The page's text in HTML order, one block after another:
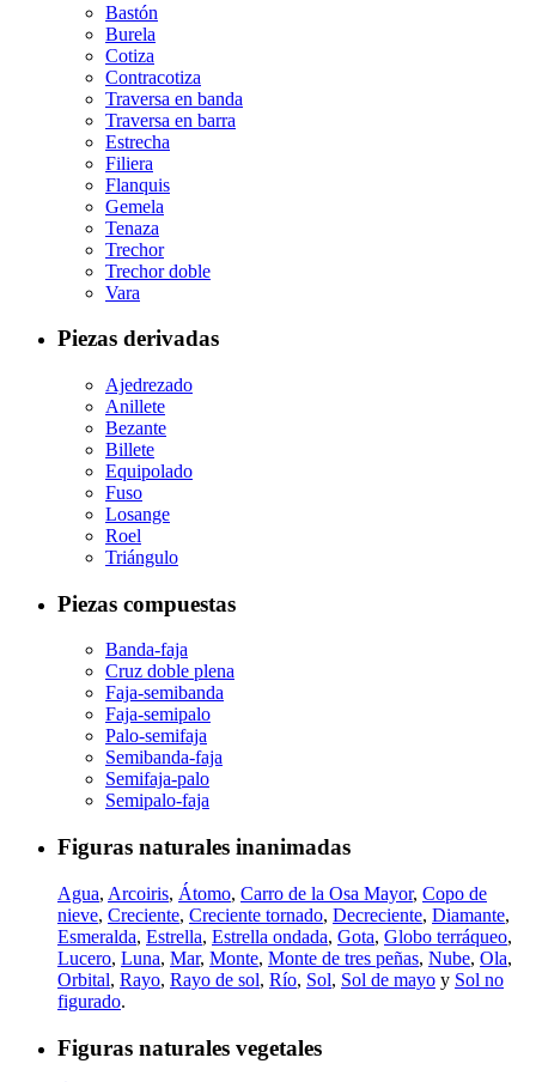
Bastón
Burela
Cotiza
Contracotiza
Traversa en banda
Traversa en barra
Estrecha
Filiera
Flanquis
Gemela
Tenaza
Trechor
Trechor doble
Vara
Piezas derivadas
Ajedrezado
Anillete
Bezante
Billete
Equipolado
Fuso
Losange
Roel
Triángulo
Piezas compuestas
Banda-faja
Cruz doble plena
Faja-semibanda
Faja-semipalo
Palo-semifaja
Semibanda-faja
Semifaja-palo
Semipalo-faja
Figuras naturales inanimadas
Agua, Arcoiris, Átomo, Carro de la Osa Mayor, Copo de
nieve, Creciente, Creciente tornado, Decreciente, Diamante,
Esmeralda, Estrella, Estrella ondada, Gota, Globo terráqueo,
Lucero, Luna, Mar, Monte, Monte de tres peñas, Nube, Ola,
Orbital, Rayo, Rayo de sol, Río, Sol, Sol de mayo y Sol no
figurado.
Figuras naturales vegetales